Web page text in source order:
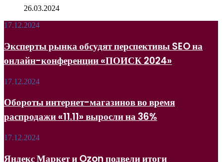
26.03.2024
Эксперты
обсудят
перспективы
SEO
онлайн-
конференции
2024»
17.12.2024
Эксперты рынка обсудят перспективы SEO на
онлайн-конференции «ПОИСК 2024»
Обороты
магазинов
во
время
«11.11»
17.12.2024
Обороты интернет-магазинов во время
распродажи «11.11» выросли на 36%
Яндекс
и
17.12.2024
Яндекс Маркет и Ozon подвели итоги